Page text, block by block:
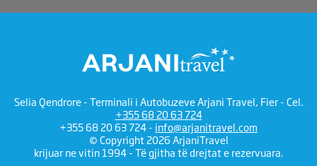
Selia Qendrore - Terminali i Autobuzeve Arjani Travel, Fier - Cel.
+355 68 20 63 724
+355 68 20 63 724 - info@arjanitravel.com
© Copyright 2026 ArjaniTravel
krijuar ne vitin 1994 - Të gjitha të drejtat e rezervuara.